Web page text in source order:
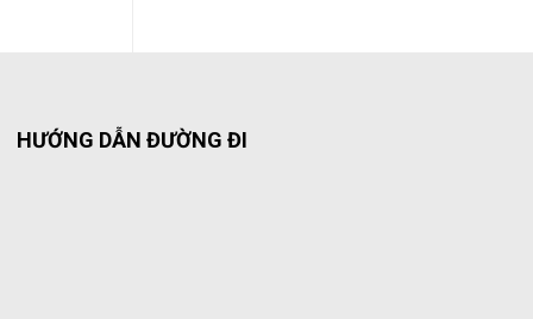
HƯỚNG DẪN ĐƯỜNG ĐI